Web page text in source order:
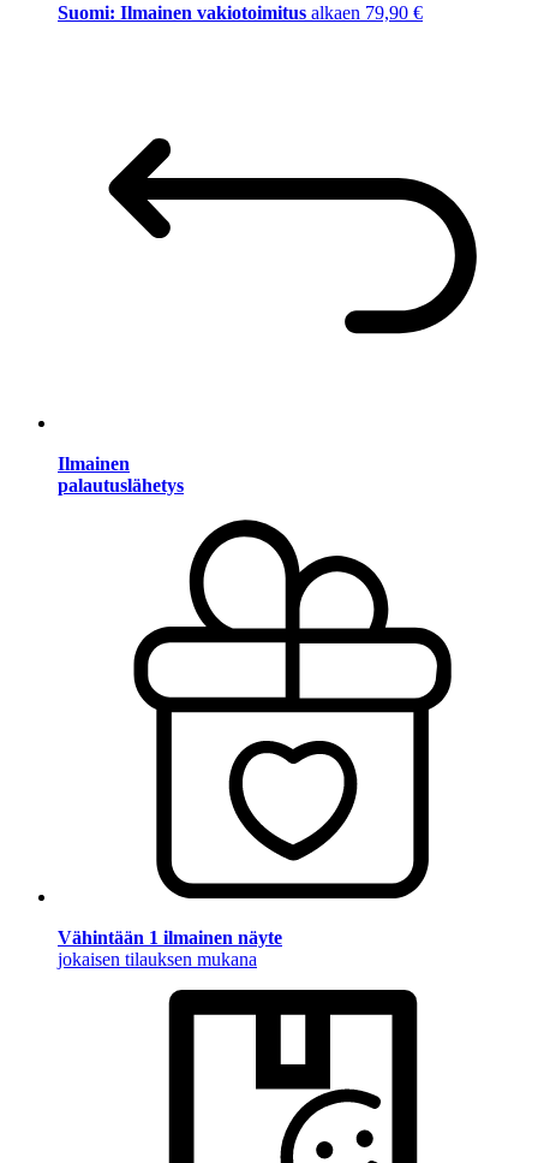
Suomi: Ilmainen vakiotoimitus alkaen 79,90 €
Ilmainen
palautuslähetys
Vähintään 1 ilmainen näyte
jokaisen tilauksen mukana